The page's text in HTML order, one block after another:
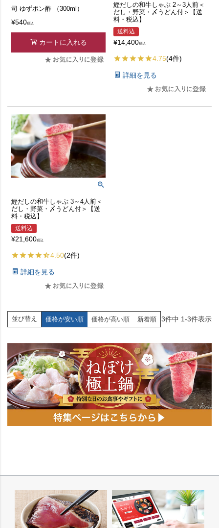
司 ゆずポン酢 （300ml）
¥540税込
カートに入れる
鰹だしの和牛しゃぶ 2～3人前＜
だし・野菜・〆うどん付＞【送
料・税込】
送料込
¥14,400税込
4.75(4件)
詳細を見る
鰹だしの和牛しゃぶ 3～4人前＜
だし・野菜・〆うどん付＞【送
料・税込】
送料込
¥21,600税込
4.50(2件)
詳細を見る
並び替え 価格が安い順 価格が高い順 新着順 3件中 1-3件表示